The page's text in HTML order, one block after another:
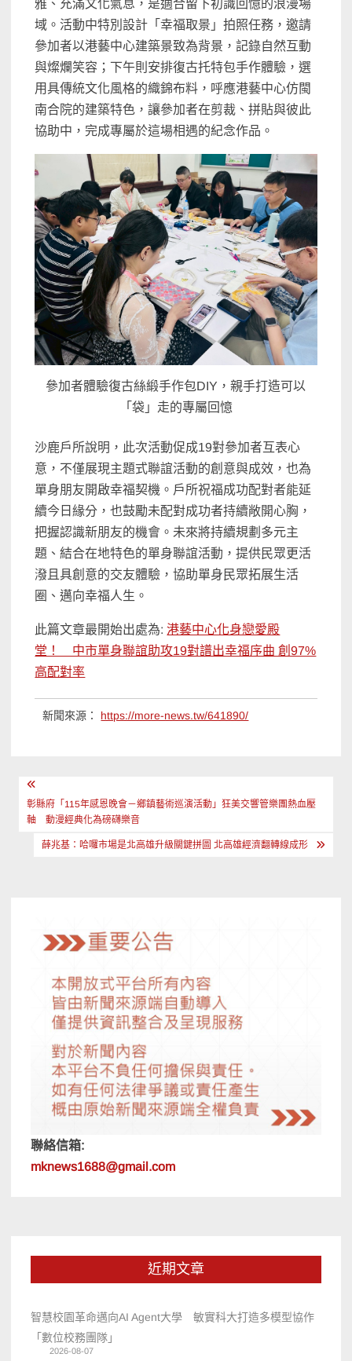
雅、充滿文化氣息，是適合留下初識回憶的浪漫場
域。活動中特別設計「幸福取景」拍照任務，邀請
參加者以港藝中心建築景致為背景，記錄自然互動
與燦爛笑容；下午則安排復古托特包手作體驗，選
用具傳統文化風格的織錦布料，呼應港藝中心仿閩
南合院的建築特色，讓參加者在剪裁、拼貼與彼此
協助中，完成專屬於這場相遇的紀念作品。
參加者體驗復古絲緞手作包DIY，親手打造可以
「袋」走的專屬回憶
沙鹿戶所說明，此次活動促成19對參加者互表心
意，不僅展現主題式聯誼活動的創意與成效，也為
單身朋友開啟幸福契機。戶所祝福成功配對者能延
續今日緣分，也鼓勵未配對成功者持續敞開心胸，
把握認識新朋友的機會。未來將持續規劃多元主
題、結合在地特色的單身聯誼活動，提供民眾更活
潑且具創意的交友體驗，協助單身民眾拓展生活
圈、邁向幸福人生。
此篇文章最開始出處為:港藝中心化身戀愛殿
堂！ 中市單身聯誼助攻19對譜出幸福序曲 創97%
高配對率
新聞來源： https://more-news.tw/641890/
文
章
彰縣府「115年感恩晚會－鄉鎮藝術巡演活動」狂美交響管樂團熱血壓
軸 動漫經典化為磅礴樂音
薛兆基：哈囉市場是北高雄升級關鍵拼圖 北高雄經濟翻轉線成形
聯絡信箱:
mknews1688@gmail.com
近期文章
智慧校園革命邁向AI Agent大學 敏實科大打造多模型協作
「數位校務團隊」
2026-08-07